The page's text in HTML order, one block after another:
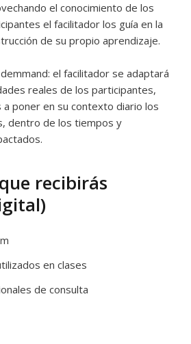
el conocimiento de los
el facilitador los guía en la
de su propio aprendizaje.
el facilitador se adaptará
reales de los participantes,
a poner en su contexto diario los
dentro de los tiempos y
recibirás
en clases
de consulta